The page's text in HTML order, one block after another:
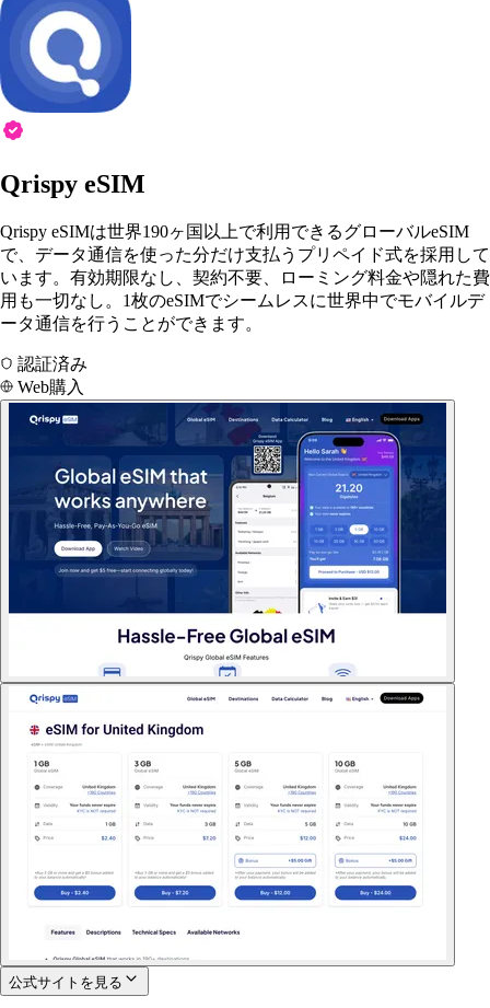
Qrispy eSIM
Qrispy eSIMは世界190ヶ国以上で利用できるグローバルeSIM
で、データ通信を使った分だけ支払うプリペイド式を採用して
います。有効期限なし、契約不要、ローミング料金や隠れた費
用も一切なし。1枚のeSIMでシームレスに世界中でモバイルデ
ータ通信を行うことができます。
認証済み
Web購入
公式サイトを見る